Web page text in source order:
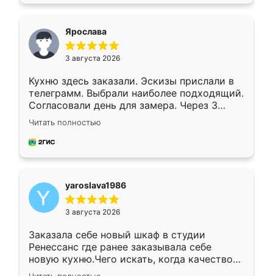
Ярослава
3 августа 2026
Кухню здесь заказали. Эскизы прислали в
телеграмм. Выбрали наиболее подходящий.
Согласовали день для замера. Через 3
недели кухня была уже готова. Остались
довольны работой. Спасибо Ренессанс
мебель за качественную работу!
Читать полностью
yaroslava1986
3 августа 2026
Заказала себе новый шкаф в студии
Ренессанс где ранее заказывала себе
новую кухню.Чего искать, когда качеством
вполне довольна. Служит кухня уже почти